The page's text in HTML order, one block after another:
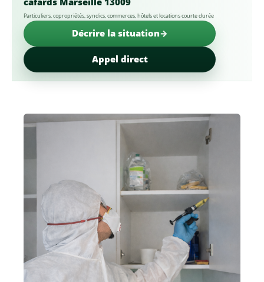
Particuliers, copropriétés, syndics, commerces, hôtels et locations courte durée
Décrire la situation
Appel direct